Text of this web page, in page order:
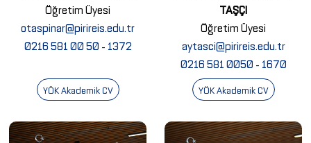
Öğretim Üyesi
otaspinar@pirireis.edu.tr
0216 581 00 50 - 1372
YÖK Akademik CV
TAŞÇI
Öğretim Üyesi
aytasci@pirireis.edu.tr
0216 581 0050 - 1670
YÖK Akademik CV